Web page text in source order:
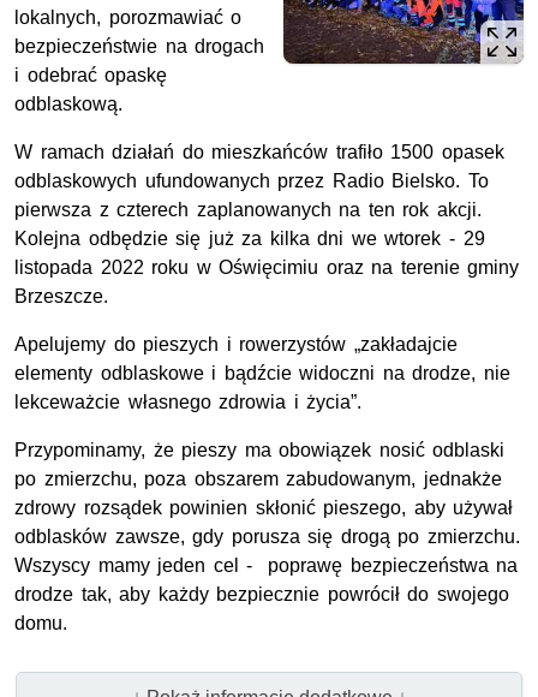
lokalnych, porozmawiać o
bezpieczeństwie na drogach
i odebrać opaskę
odblaskową.
W ramach działań do mieszkańców trafiło 1500 opasek
odblaskowych ufundowanych przez Radio Bielsko. To
pierwsza z czterech zaplanowanych na ten rok akcji.
Kolejna odbędzie się już za kilka dni we wtorek - 29
listopada 2022 roku w Oświęcimiu oraz na terenie gminy
Brzeszcze.
Apelujemy do pieszych i rowerzystów „zakładajcie
elementy odblaskowe i bądźcie widoczni na drodze, nie
lekceważcie własnego zdrowia i życia”.
Przypominamy, że pieszy ma obowiązek nosić odblaski
po zmierzchu, poza obszarem zabudowanym, jednakże
zdrowy rozsądek powinien skłonić pieszego, aby używał
odblasków zawsze, gdy porusza się drogą po zmierzchu.
Wszyscy mamy jeden cel - poprawę bezpieczeństwa na
drodze tak, aby każdy bezpiecznie powrócił do swojego
domu.